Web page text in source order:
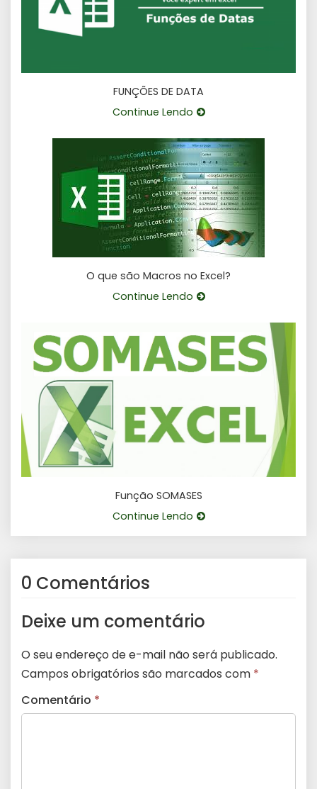
FUNÇÕES DE DATA
Continue Lendo
O que são Macros no Excel?
Continue Lendo
Função SOMASES
Continue Lendo
0 Comentários
Deixe um comentário
O seu endereço de e-mail não será publicado.
Campos obrigatórios são marcados com *
Comentário *